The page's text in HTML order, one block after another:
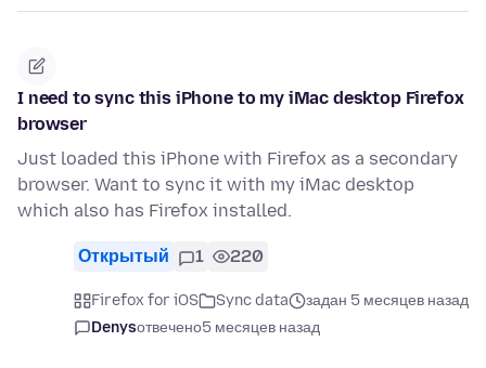
I need to sync this iPhone to my iMac desktop Firefox
browser
Just loaded this iPhone with Firefox as a secondary
browser. Want to sync it with my iMac desktop
which also has Firefox installed.
Открытый 1 220
Firefox for iOS Sync data
задан 5 месяцев назад
Denysотвечено5 месяцев назад